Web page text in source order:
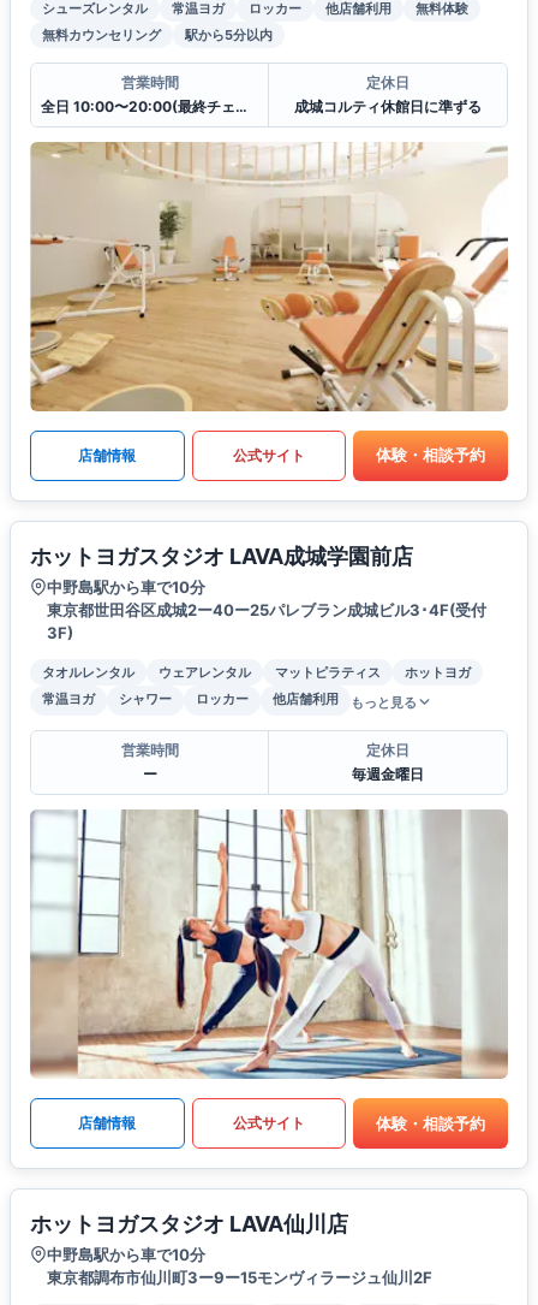
シューズレンタル 常温ヨガ ロッカー 他店舗利用
無料体験
無料カウンセリング
駅から5分以内
営業時間
全日 10:00〜20:00(最終チェックイン19:30)
定休日
成城コルティ休館日に準ずる
店舗情報 公式サイト 体験・相談予約
ホットヨガスタジオ LAVA成城学園前店
中野島駅から車で10分
東京都世田谷区成城2ー40ー25パレブラン成城ビル3･4F(受付
3F)
タオルレンタル ウェアレンタル マットピラティス
ホットヨガ
常温ヨガ
シャワー ロッカー 他店舗利用 もっと見る
営業時間
ー
定休日
毎週金曜日
店舗情報 公式サイト 体験・相談予約
ホットヨガスタジオ LAVA仙川店
中野島駅から車で10分
東京都調布市仙川町3ー9ー15モンヴィラージュ仙川2F